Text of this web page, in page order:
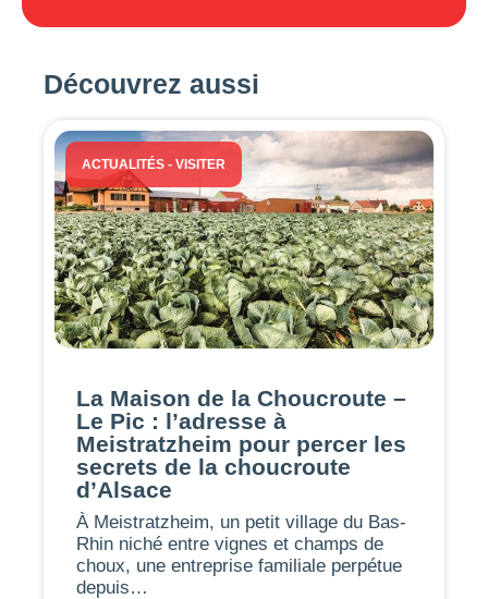
Découvrez aussi
ACTUALITÉS - VISITER
La Maison de la Choucroute –
Le Pic : l’adresse à
Meistratzheim pour percer les
secrets de la choucroute
d’Alsace
À Meistratzheim, un petit village du Bas-
Rhin niché entre vignes et champs de
choux, une entreprise familiale perpétue
depuis…